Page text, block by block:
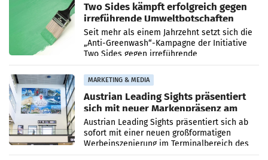
Two Sides kämpft erfolgreich gegen
irreführende Umweltbotschaften
beim Papiereinsatz
Seit mehr als einem Jahrzehnt setzt sich die
„Anti-Greenwash“-Kampagne der Initiative
Two Sides gegen irreführende
Umweltaussagen bei Papierkommunikation
und papierbasierten Verpackungen
MARKETING & MEDIA
Austrian Leading Sights präsentiert
sich mit neuer Markenpräsenz am
Flughafen Wien
Austrian Leading Sights präsentiert sich ab
sofort mit einer neuen großformatigen
Werbeinszenierung im Terminalbereich des
Flughafen Wien. Die Präsenz befindet sich im